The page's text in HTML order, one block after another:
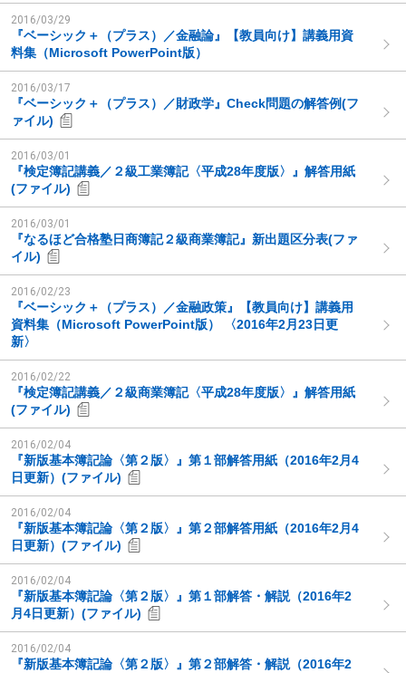
2016/03/29
『ベーシック＋（プラス）／金融論』【教員向け】講義用資
料集（Microsoft PowerPoint版）
2016/03/17
『ベーシック＋（プラス）／財政学』Check問題の解答例(フ
ァイル)
2016/03/01
『検定簿記講義／２級工業簿記〈平成28年度版〉』解答用紙
(ファイル)
2016/03/01
『なるほど合格塾日商簿記２級商業簿記』新出題区分表(ファ
イル)
2016/02/23
『ベーシック＋（プラス）／金融政策』【教員向け】講義用
資料集（Microsoft PowerPoint版） 〈2016年2月23日更
新〉
2016/02/22
『検定簿記講義／２級商業簿記〈平成28年度版〉』解答用紙
(ファイル)
2016/02/04
『新版基本簿記論〈第２版〉』第１部解答用紙（2016年2月4
日更新）(ファイル)
2016/02/04
『新版基本簿記論〈第２版〉』第２部解答用紙（2016年2月4
日更新）(ファイル)
2016/02/04
『新版基本簿記論〈第２版〉』第１部解答・解説（2016年2
月4日更新）(ファイル)
2016/02/04
『新版基本簿記論〈第２版〉』第２部解答・解説（2016年2